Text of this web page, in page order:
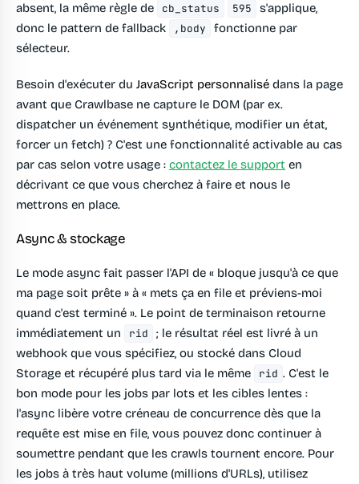
absent, la même règle de
cb_status 595
s'applique,
donc le pattern de fallback
,body
fonctionne par
sélecteur.
Besoin d'exécuter du JavaScript personnalisé dans la page
avant que Crawlbase ne capture le DOM (par ex.
dispatcher un événement synthétique, modifier un état,
forcer un fetch) ? C'est une fonctionnalité activable au cas
par cas selon votre usage : contactez le support en
décrivant ce que vous cherchez à faire et nous le
mettrons en place.
Async & stockage
Le mode async fait passer l'API de « bloque jusqu'à ce que
ma page soit prête » à « mets ça en file et préviens-moi
quand c'est terminé ». Le point de terminaison retourne
immédiatement un
rid
; le résultat réel est livré à un
webhook que vous spécifiez, ou stocké dans Cloud
Storage et récupéré plus tard via le même
rid . C'est le
bon mode pour les jobs par lots et les cibles lentes :
l'async libère votre créneau de concurrence dès que la
requête est mise en file, vous pouvez donc continuer à
soumettre pendant que les crawls tournent encore. Pour
les jobs à très haut volume (millions d'URLs), utilisez